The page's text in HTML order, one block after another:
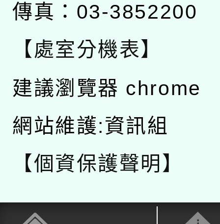
傳真：03-3852200
【處室分機表】
建議瀏覽器 chrome
網站維護:資訊組
【個資保護聲明】